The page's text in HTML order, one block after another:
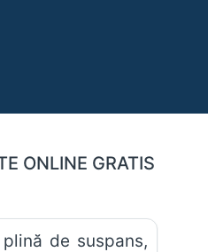
ONLINE GRATIS
de suspans,